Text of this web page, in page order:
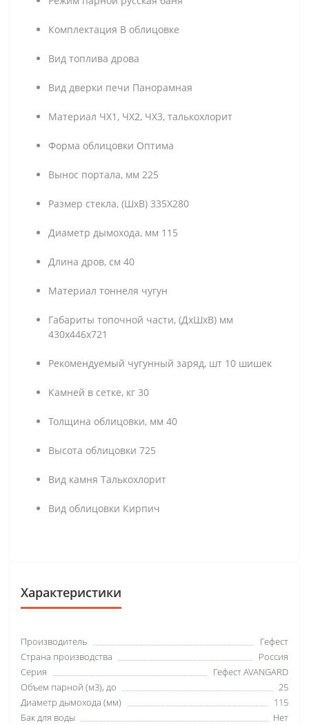
Комплектация В облицовке
Вид топлива дрова
Вид дверки печи Панорамная
Материал ЧХ1, ЧХ2, ЧХ3, талькохлорит
Форма облицовки Оптима
Вынос портала, мм 225
Размер стекла, (ШхВ) 335Х280
Диаметр дымохода, мм 115
Длина дров, см 40
Материал тоннеля чугун
Габариты топочной части, (ДхШхВ) мм
430х446х721
Рекомендуемый чугунный заряд, шт 10 шишек
Камней в сетке, кг 30
Толщина облицовки, мм 40
Высота облицовки 725
Вид камня Талькохлорит
Вид облицовки Кирпич
Характеристики
Производитель
Гефест
Страна производства
Россия
Серия
Гефест AVANGARD
Объем парной (м3), до
25
Диаметр дымохода (мм)
115
Бак для воды
Нет